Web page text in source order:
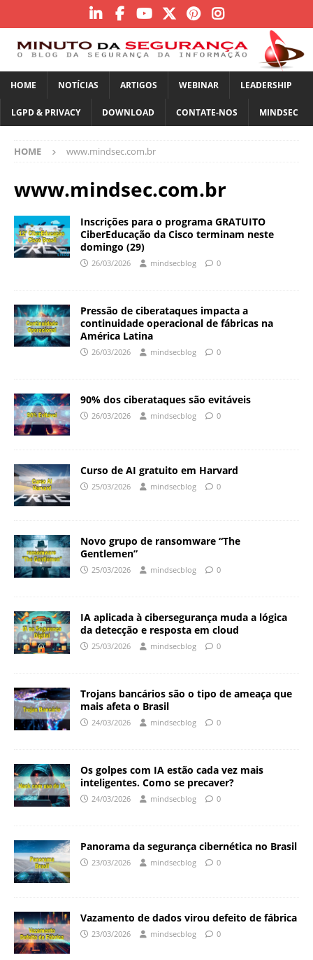
HOME NOTÍCIAS ARTIGOS WEBINAR LEADERSHIP
LGPD & PRIVACY DOWNLOAD CONTATE-NOS MINDSEC
HOME www.mindsec.com.br
www.mindsec.com.br
Inscrições para o programa GRATUITO
CiberEducação da Cisco terminam neste
domingo (29)
26/03/2026 mindsecblog 0
Pressão de ciberataques impacta a
continuidade operacional de fábricas na
América Latina
26/03/2026 mindsecblog 0
90% dos ciberataques são evitáveis
26/03/2026 mindsecblog 0
Curso de AI gratuito em Harvard
25/03/2026 mindsecblog 0
Novo grupo de ransomware “The
Gentlemen”
25/03/2026 mindsecblog 0
IA aplicada à cibersegurança muda a lógica
da detecção e resposta em cloud
25/03/2026 mindsecblog 0
Trojans bancários são o tipo de ameaça que
mais afeta o Brasil
24/03/2026 mindsecblog 0
Os golpes com IA estão cada vez mais
inteligentes. Como se precaver?
24/03/2026 mindsecblog 0
Panorama da segurança cibernética no Brasil
23/03/2026 mindsecblog 0
Vazamento de dados virou defeito de fábrica
23/03/2026 mindsecblog 0